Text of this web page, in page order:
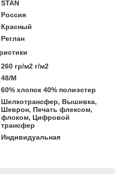
STAN
Россия
Красный
Реглан
260 гр/м2 г/м2
48/M
60% хлопок 40% полиэстер
Шелкотрансфер, Вышивка,
Шеврон, Печать флексом,
флоком, Цифровой
трансфер
Индивидуальная